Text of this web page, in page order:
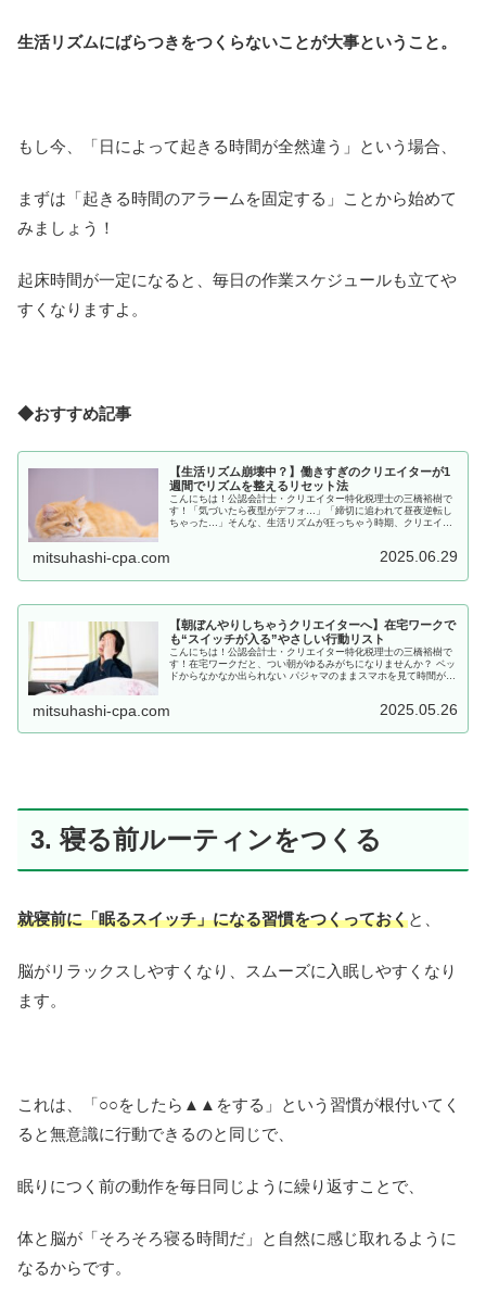
生活リズムにばらつきをつくらないことが大事ということ。
もし今、「日によって起きる時間が全然違う」という場合、
まずは「起きる時間のアラームを固定する」ことから始めて
みましょう！
起床時間が一定になると、毎日の作業スケジュールも立てや
すくなりますよ。
◆おすすめ記事
【生活リズム崩壊中？】働きすぎのクリエイターが1
週間でリズムを整えるリセット法
こんにちは！公認会計士・クリエイター特化税理士の三橋裕樹で
す！「気づいたら夜型がデフォ…」「締切に追われて昼夜逆転し
ちゃった…」そんな、生活リズムが狂っちゃう時期、クリエイタ
mitsuhashi-cpa.com 2025.06.29
【朝ぼんやりしちゃうクリエイターへ】在宅ワークで
も“スイッチが入る”やさしい行動リスト
こんにちは！公認会計士・クリエイター特化税理士の三橋裕樹で
す！在宅ワークだと、つい朝がゆるみがちになりませんか？ ベッ
ドからなかなか出られない パジャマのままスマホを見て時間が溶
mitsuhashi-cpa.com 2025.05.26
3. 寝る前ルーティンをつくる
就寝前に「眠るスイッチ」になる習慣をつくっておくと、
脳がリラックスしやすくなり、スムーズに入眠しやすくなり
ます。
これは、「○○をしたら▲▲をする」という習慣が根付いてく
ると無意識に行動できるのと同じで、
眠りにつく前の動作を毎日同じように繰り返すことで、
体と脳が「そろそろ寝る時間だ」と自然に感じ取れるように
なるからです。